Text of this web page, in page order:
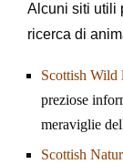
Alcuni siti utili
ricerca di
Scottish Wild
preziose
meraviglie
Scottish